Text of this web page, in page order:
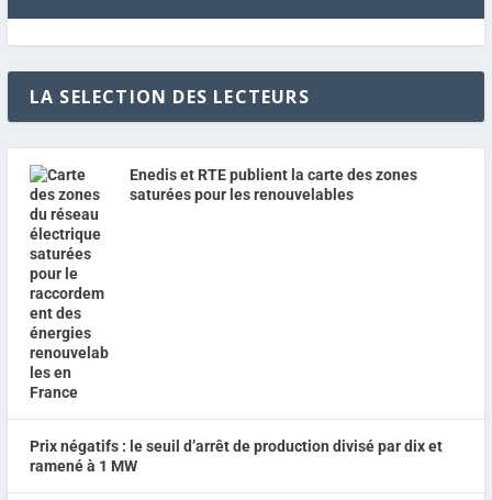
LA SELECTION DES LECTEURS
Enedis et RTE publient la carte des zones
saturées pour les renouvelables
Prix négatifs : le seuil d’arrêt de production divisé par dix et
ramené à 1 MW